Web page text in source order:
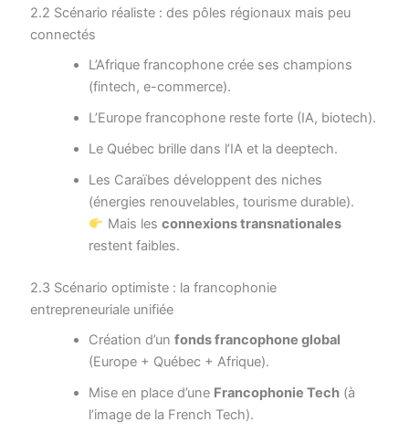
2.2 Scénario réaliste : des pôles régionaux mais peu
connectés
L’Afrique francophone crée ses champions
(fintech, e-commerce).
L’Europe francophone reste forte (IA, biotech).
Le Québec brille dans l’IA et la deeptech.
Les Caraïbes développent des niches
(énergies renouvelables, tourisme durable).
Mais les connexions transnationales
restent faibles.
2.3 Scénario optimiste : la francophonie
entrepreneuriale unifiée
Création d’un fonds francophone global
(Europe + Québec + Afrique).
Mise en place d’une Francophonie Tech(à
l’image de la French Tech).